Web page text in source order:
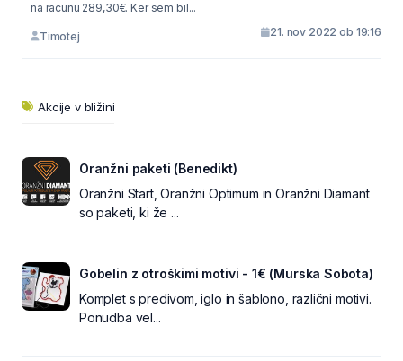
na racunu 289,30€. Ker sem bil...
Timotej 21. nov 2022 ob 19:16
Akcije v bližini
Oranžni paketi (Benedikt)
Oranžni Start, Oranžni Optimum in Oranžni Diamant
so paketi, ki že ...
Gobelin z otroškimi motivi - 1€ (Murska Sobota)
Komplet s predivom, iglo in šablono, različni motivi.
Ponudba vel...